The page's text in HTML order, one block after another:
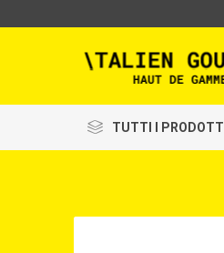
TUTTI I PRODOTTI